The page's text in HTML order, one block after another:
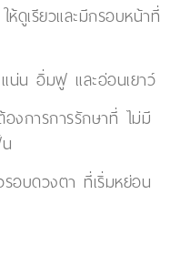
ดูเรียวและมีกรอบหน้าที่
น อิ่มฟู และอ่อนเยาว์
งการการรักษาที่ ไม่มี
อบดวงตา ที่เริ่มหย่อน